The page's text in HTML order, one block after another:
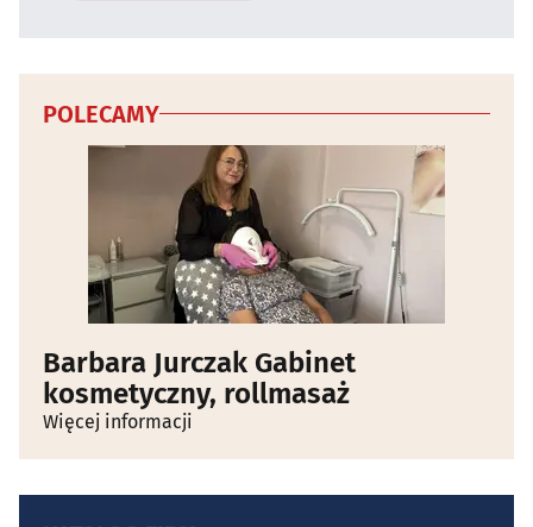
POLECAMY
Barbara Jurczak Gabinet
kosmetyczny, rollmasaż
Więcej informacji